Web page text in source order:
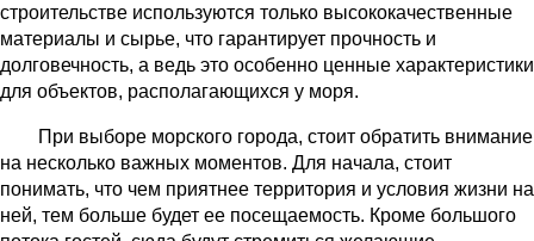
строительстве используются только высококачественные
материалы и сырье, что гарантирует прочность и
долговечность, а ведь это особенно ценные характеристики
для объектов, располагающихся у моря.
При выборе морского города, стоит обратить внимание
на несколько важных моментов. Для начала, стоит
понимать, что чем приятнее территория и условия жизни на
ней, тем больше будет ее посещаемость. Кроме большого